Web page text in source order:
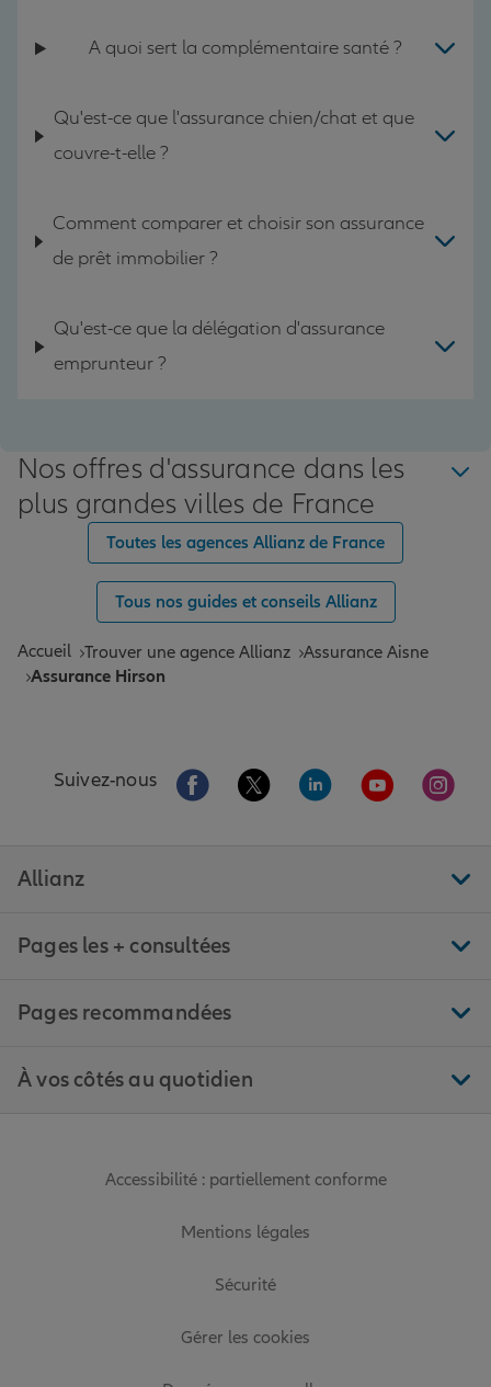
A quoi sert la complémentaire santé ?
Qu'est-ce que l'assurance chien/chat et que
couvre-t-elle ?
Comment comparer et choisir son assurance
de prêt immobilier ?
Qu'est-ce que la délégation d'assurance
emprunteur ?
Nos offres d'assurance dans les
plus grandes villes de France
Toutes les agences Allianz de France
Tous nos guides et conseils Allianz
Accueil Trouver une agence Allianz Assurance Aisne
Assurance Hirson
Suivez-nous Aller sur la page Facebook de Allianz
Aller sur la page Twitter de
Aller sur la page
Aller sur la
Aller
Allianz
Pages les + consultées
Pages recommandées
À vos côtés au quotidien
Accessibilité : partiellement conforme
Mentions légales
Sécurité
Gérer les cookies